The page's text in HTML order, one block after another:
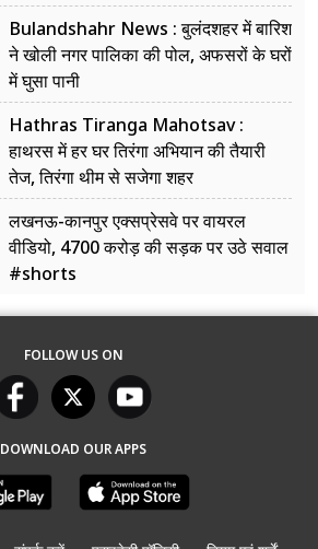
Bulandshahr News : बुलंदशहर में बारिश
ने खोली नगर पालिका की पोल, अफसरों के घरों
में घुसा पानी
Hathras Tiranga Mahotsav :
हाथरस में हर घर तिरंगा अभियान की तैयारी
तेज, तिरंगा थीम से सजेगा शहर
लखनऊ-कानपुर एक्सप्रेसवे पर वायरल
वीडियो, 4700 करोड़ की सड़क पर उठे सवाल
#shorts
FOLLOW US ON
DOWNLOAD OUR APPS